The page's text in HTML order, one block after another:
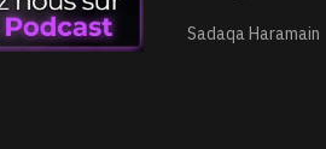
Sadaqa Haramain